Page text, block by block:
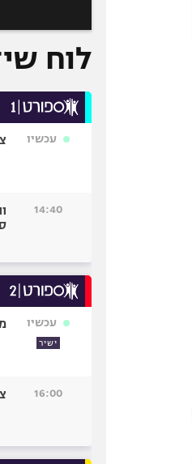
לוח
עכשיו
14:40
עכשיו
ישיר
16:00